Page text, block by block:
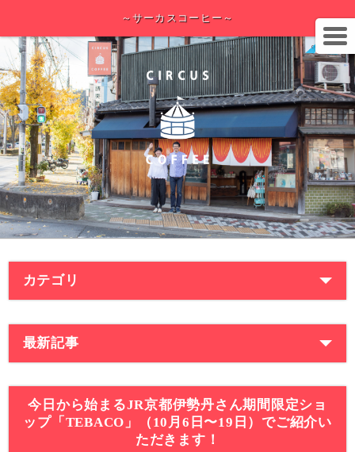
～サーカスコーヒー～
カテゴリ
最新記事
今日から始まるJR京都伊勢丹さん期間限定ショ
ップ「TEBACO」（10月6日〜19日）でご紹介い
ただきます！